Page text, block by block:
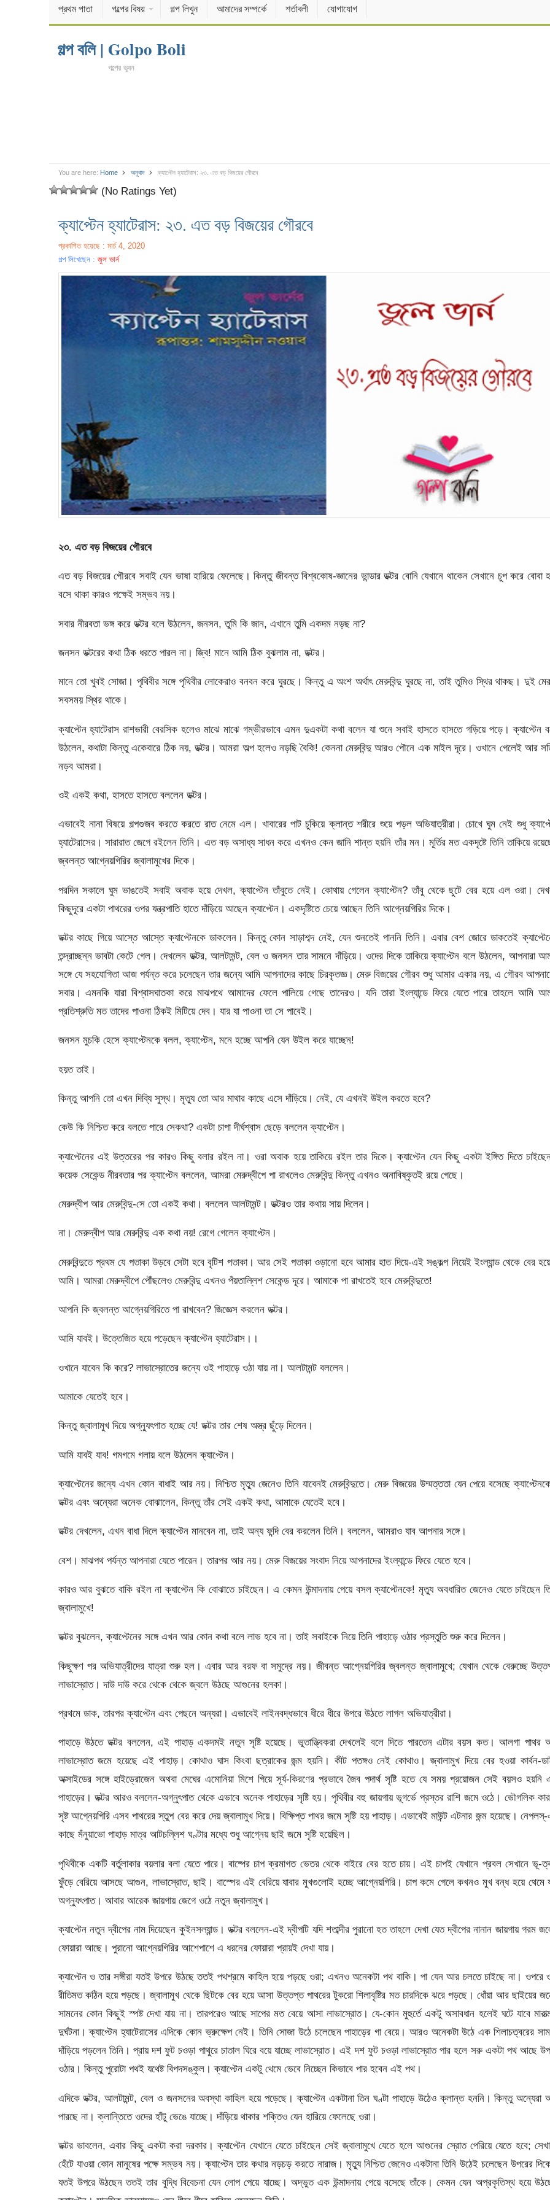
প্রথম পাতা গল্পের বিষয় গল্প লিখুন আমাদের সম্পর্কে শর্তাবলী যোগাযোগ
গল্প বলি | Golpo Boli
গল্পের ভুবন
You are here: Home অনুবাদ ক্যাপ্টেন হ্যাটেরাস: ২৩. এত বড় বিজয়ের গৌরবে
(No Ratings Yet)
ক্যাপ্টেন হ্যাটেরাস: ২৩. এত বড় বিজয়ের গৌরবে
প্রকাশিত হয়েছে : মার্চ 4, 2020
গল্প লিখেছেন : জুল ভার্ন
২৩. এত বড় বিজয়ের গৌরবে
এত বড় বিজয়ের গৌরবে সবাই যেন ভাষা হারিয়ে ফেলেছে। কিন্তু জীবন্ত বিশ্বকোষ-জ্ঞানের ভান্ডার ডক্টর বোনি যেখানে থাকেন সেখানে চুপ করে বোবা
বসে থাকা কারও পক্ষেই সম্ভব নয়।
সবার নীরবতা ভঙ্গ করে ডক্টর বলে উঠলেন, জনসন, তুমি কি জান, এখানে তুমি একদম নড়ছ না?
জনসন ডক্টরের কথা ঠিক ধরতে পারল না। জ্বি! মানে আমি ঠিক বুঝলাম না, ডক্টর।
মানে তো খুবই সোজা। পৃথিবীর সঙ্গে পৃথিবীর লোকেরাও বনবন করে ঘুরছে। কিন্তু এ অংশ অর্থাৎ মেরুবিন্দু ঘুরছে না, তাই তুমিও স্থির থাকছ। দুই
সবসময় স্থির থাকে।
ক্যাপ্টেন হ্যাটেরাস রাশভারী বেরসিক হলেও মাঝে মাঝে গম্ভীরভাবে এমন দুএকটা কথা বলেন যা শুনে সবাই হাসতে হাসতে গড়িয়ে পড়ে। ক্যাপ্টেন
উঠলেন, কথাটা কিন্তু একেবারে ঠিক নয়, ডক্টর। আমরা অল্প হলেও নড়ছি বৈকি! কেননা মেরুবিন্দু আরও পৌনে এক মাইল দূরে। ওখানে গেলেই আর
নড়ব আমরা।
ওই একই কথা, হাসতে হাসতে বললেন ডক্টর।
এভাবেই নানা বিষয়ে গল্পগুজব করতে করতে রাত নেমে এল। খাবারের পাট চুকিয়ে ক্লান্ত শরীরে শুয়ে পড়ল অভিযাত্রীরা। চোখে ঘুম নেই শুধু
হ্যাটেরাসের। সারারাত জেগে রইলেন তিনি। এত বড় অসাধ্য সাধন করে এখনও কেন জানি শান্ত হয়নি তাঁর মন। মূর্তির মত একদৃষ্টে তিনি তাকিয়ে
জ্বলন্ত আগ্নেয়গিরির জ্বালামুখের দিকে।
পরদিন সকালে ঘুম ভাঙতেই সবাই অবাক হয়ে দেখল, ক্যাপ্টেন তাঁবুতে নেই। কোথায় গেলেন ক্যাপ্টেন? তাঁবু থেকে ছুটে বের হয়ে এল ওরা।
কিছুদূরে একটা পাথরের ওপর যন্ত্রপাতি হাতে দাঁড়িয়ে আছেন ক্যাপ্টেন। একদৃষ্টিতে চেয়ে আছেন তিনি আগ্নেয়গিরির দিকে।
ডক্টর কাছে গিয়ে আস্তে আস্তে ক্যাপ্টেনকে ডাকলেন। কিন্তু কোন সাড়াশব্দ নেই, যেন শুনতেই পাননি তিনি। এবার বেশ জোরে ডাকতেই
তন্দ্রাচ্ছন্ন ভাবটা কেটে গেল। দেখলেন ডক্টর, আলটামন্ট, বেল ও জনসন তার সামনে দাঁড়িয়ে। ওদের দিকে তাকিয়ে ক্যাপ্টেন বলে উঠলেন, আপনারা
সঙ্গে যে সহযোগিতা আজ পর্যন্ত করে চলেছেন তার জন্যে আমি আপনাদের কাছে চিরকৃতজ্ঞ। মেরু বিজয়ের গৌরব শুধু আমার একার নয়, এ গৌরব
সবার। এমনকি যারা বিশ্বাসঘাতকা করে মাঝপথে আমাদের ফেলে পালিয়ে গেছে তাদেরও। যদি তারা ইংল্যান্ডে ফিরে যেতে পারে তাহলে আমি
প্রতিশ্রুতি মত তাদের পাওনা ঠিকই মিটিয়ে দেব। যার যা পাওনা তা সে পাবেই।
জনসন মুচকি হেসে ক্যাপ্টেনকে বলল, ক্যাপ্টেন, মনে হচ্ছে আপনি যেন উইল করে যাচ্ছেন!
হয়ত তাই।
কিন্তু আপনি তো এখন দিব্যি সুস্থ। মৃত্যু তো আর মাথার কাছে এসে দাঁড়িয়ে। নেই, যে এখনই উইল করতে হবে?
কেউ কি নিশ্চিত করে বলতে পারে সেকথা? একটা চাপা দীর্ঘশ্বাস ছেড়ে বললেন ক্যাপ্টেন।
ক্যাপ্টেনের এই উত্তরের পর কারও কিছু বলার রইল না। ওরা অবাক হয়ে তাকিয়ে রইল তার দিকে। ক্যাপ্টেন যেন কিছু একটা ইঙ্গিত দিতে
কয়েক সেকেন্ড নীরবতার পর ক্যাপ্টেন বললেন, আমরা মেরুদ্বীপে পা রাখলেও মেরুবিন্দু কিন্তু এখনও অনাবিষ্কৃতই রয়ে গেছে।
মেরুদ্বীপ আর মেরুবিন্দু-সে তো একই কথা। বললেন আলটামন্ট। ডক্টরও তার কথায় সায় দিলেন।
না। মেরুদ্বীপ আর মেরুবিন্দু এক কথা নয়! রেগে গেলেন ক্যাপ্টেন।
মেরুবিন্দুতে প্রথম যে পতাকা উড়বে সেটা হবে বৃটিশ পতাকা। আর সেই পতাকা ওড়ানো হবে আমার হাত দিয়ে-এই সঙ্কল্প নিয়েই ইংল্যান্ড থেকে বের
আমি। আমরা মেরুদ্বীপে পৌঁছলেও মেরুবিন্দু এখনও পঁয়তাল্লিশ সেকেন্ড দূরে। আমাকে পা রাখতেই হবে মেরুবিন্দুতে!
আপনি কি জ্বলন্ত আগ্নেয়গিরিতে পা রাখবেন? জিজ্ঞেস করলেন ডক্টর।
আমি যাবই। উত্তেজিত হয়ে পড়েছেন ক্যাপ্টেন হ্যাটেরাস।।
ওখানে যাবেন কি করে? লাভাস্রোতের জন্যে ওই পাহাড়ে ওঠা যায় না। আলটামন্ট বললেন।
আমাকে যেতেই হবে।
কিন্তু জ্বালামুখ দিয়ে অগ্ন্যুৎপাত হচ্ছে যে! ডক্টর তার শেষ অস্ত্র ছুঁড়ে দিলেন।
আমি যাবই যাব! গমগমে গলায় বলে উঠলেন ক্যাপ্টেন।
ক্যাপ্টেনের জন্যে এখন কোন বাধাই আর নয়। নিশ্চিত মৃত্যু জেনেও তিনি যাবেনই মেরুবিন্দুতে। মেরু বিজয়ের উম্মত্ততা যেন পেয়ে বসেছে
ডক্টর এবং অন্যেরা অনেক বোঝালেন, কিন্তু তাঁর সেই একই কথা, আমাকে যেতেই হবে।
ডক্টর দেখলেন, এখন বাধা দিলে ক্যাপ্টেন মানবেন না, তাই অন্য ফন্দি বের করলেন তিনি। বললেন, আমরাও যাব আপনার সঙ্গে।
বেশ। মাঝপথ পর্যন্ত আপনারা যেতে পারেন। তারপর আর নয়। মেরু বিজয়ের সংবাদ নিয়ে আপনাদের ইংল্যান্ডে ফিরে যেতে হবে।
কারও আর বুঝতে বাকি রইল না ক্যাপ্টেন কি বোঝাতে চাইছেন। এ কেমন উন্মাদনায় পেয়ে বসল ক্যাপ্টেনকে! মৃত্যু অবধারিত জেনেও যেতে চাইছেন
জ্বালামুখে!
ডক্টর বুঝলেন, ক্যাপ্টেনের সঙ্গে এখন আর কোন কথা বলে লাভ হবে না। তাই সবাইকে নিয়ে তিনি পাহাড়ে ওঠার প্রস্তুতি শুরু করে দিলেন।
কিছুক্ষণ পর অভিযাত্রীদের যাত্রা শুরু হল। এবার আর বরফ বা সমুদ্রে নয়। জীবন্ত আগ্নেয়গিরির জ্বলন্ত জ্বালামুখে; যেখান থেকে বেরুচ্ছে
লাভাস্রোত। দাউ দাউ করে থেকে থেকে জ্বলে উঠছে আগুনের হলকা।
প্রথমে ডাক, তারপর ক্যাপ্টেন এবং পেছনে অন্যরা। এভাবেই লাইনবদ্ধভাবে ধীরে ধীরে উপরে উঠতে লাগল অভিযাত্রীরা।
পাহাড়ে উঠতে ডক্টর বললেন, এই পাহাড় একদমই নতুন সৃষ্টি হয়েছে। ভূতাত্ত্বিকরা দেখলেই বলে দিতে পারতেন এটার বয়স কত। আলগা পাথর
লাভাস্রোত জমে হয়েছে এই পাহাড়। কোথাও ঘাস কিংবা ছত্রাকের জন্ম হয়নি। কীট পতঙ্গও নেই কোথাও। জ্বালামুখ দিয়ে বের হওয়া কার্বন-
অক্সাইডের সঙ্গে হাইড্রোজেন অথবা মেঘের এমোনিয়া মিশে গিয়ে সূর্য-কিরণের প্রভাবে জৈব পদার্থ সৃষ্টি হতে যে সময় প্রয়োজন সেই বয়সও হয়নি
পাহাড়ের। ডক্টর আরও বললেন-অগ্নুৎপাত থেকে এভাবে অনেক পাহাড়ের সৃষ্টি হয়। পৃথিবীর বহু জায়গায় ভূগর্ভে প্রস্তর রাশি জমে ওঠে। ভৌগলিক
সৃষ্ট আগ্নেয়গিরি এসব পাথরের স্তুপ বের করে দেয় জ্বালামুখ দিয়ে। বিক্ষিপ্ত পাথর জমে সৃষ্টি হয় পাহাড়। এভাবেই মাউন্ট এটনার জন্ম হয়েছে।
কাছে মঁনুয়াভো পাহাড় মাত্র আটচল্লিশ ঘণ্টার মধ্যে শুধু আগ্নেয় ছাই জমে সৃষ্টি হয়েছিল।
পৃথিবীকে একটি বর্তুলাকার বয়লার বলা যেতে পারে। বাষ্পের চাপ ক্রমাগত ভেতর থেকে বাইরে বের হতে চায়। এই চাপই যেখানে প্রবল সেখানে ভূ-
ফুঁড়ে বেরিয়ে আসছে আগুন, লাভাস্রোত, ছাই। বাস্পের এই বেরিয়ে যাবার মুখগুলোই হচ্ছে আগ্নেয়গিরি। চাপ কমে গেলে কখনও মুখ বন্ধ হয়ে থেমে
অগ্ন্যুৎপাত। আবার আরেক জায়গায় জেগে ওঠে নতুন জ্বালামুখ।
ক্যাপ্টেন নতুন দ্বীপের নাম দিয়েছেন কুইনসল্যান্ড। ডক্টর বললেন-এই দ্বীপটি যদি শতাব্দীর পুরানো হত তাহলে দেখা যেত দ্বীপের নানান জায়গায় গরম
ফোয়ারা আছে। পুরানো আগ্নেয়গিরির আশেপাশে এ ধরনের ফোয়ারা প্রায়ই দেখা যায়।
ক্যাপ্টেন ও তার সঙ্গীরা যতই উপরে উঠছে ততই পথশ্রমে কাহিল হয়ে পড়ছে ওরা; এখনও অনেকটা পথ বাকি। পা যেন আর চলতে চাইছে না। ওপরে
রীতিমত কঠিন হয়ে পড়ছে। জ্বালামুখ থেকে ছিটকে বের হয়ে আসা উত্তপ্ত পাথরের টুকরো শিলাবৃষ্টির মত চারদিকে ঝরে পড়ছে। ধোঁয়া আর ছাইয়ের
সামনের কোন কিছুই স্পষ্ট দেখা যায় না। তারপরেও আছে সাপের মত বেয়ে আসা লাভাস্রোত। যে-কোন মুহুর্তে একটু অসাবধান হলেই ঘটে যাবে
দুর্ঘটনা। ক্যাপ্টেন হ্যাটেরাসের এদিকে কোন ভ্রুক্ষেপ নেই। তিনি সোজা উঠে চলেছেন পাহাড়ের গা বেয়ে। আরও অনেকটা উঠে এক শিলাচত্বরের
দাঁড়িয়ে পড়লেন তিনি। প্রায় দশ ফুট চওড়া পাথুরে চাতাল ঘিরে বয়ে যাচ্ছে লাভাস্রোত। এই দশ ফুট চওড়া লাভাস্রোত পার হলে সরু একটা পথ আছে
ওঠার। কিন্তু পুরোটা পথই যথেষ্ট বিপদসঙ্কুল। ক্যাপ্টেন একটু থেমে ভেবে নিচ্ছেন কিভাবে পার হবেন এই পথ।
এদিকে ডক্টর, আলটামন্ট, বেল ও জনসনের অবস্থা কাহিল হয়ে পড়েছে। ক্যাপ্টেন একটানা তিন ঘণ্টা পাহাড়ে উঠেও ক্লান্ত হননি। কিন্তু অন্যেরা
পারছে না। ক্লান্তিতে ওদের হাঁটু ভেঙে যাচ্ছে। দাঁড়িয়ে থাকার শক্তিও যেন হারিয়ে ফেলেছে ওরা।
ডক্টর ভাবলেন, এবার কিছু একটা করা দরকার। ক্যাপ্টেন যেখানে যেতে চাইছেন সেই জ্বালামুখে যেতে হলে আগুনের স্রোত পেরিয়ে যেতে হবে;
হেঁটে যাওয়া কোন মানুষের পক্ষে সম্ভব নয়। ক্যাপ্টেন তার কথার নড়চড় করতে নারাজ। মৃত্যু নিশ্চিত জেনেও একটানা তিনি উঠেই চলেছেন উপরের
যতই উপরে উঠছেন ততই তার বুদ্ধি বিবেচনা যেন লোপ পেয়ে যাচ্ছে। অদ্ভুত এক উন্মাদনায় পেয়ে বসেছে তাঁকে। কেমন যেন অপ্রকৃতিস্থ হয়ে